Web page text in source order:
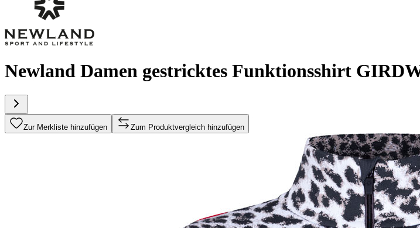
Newland Damen gestricktes Funktionsshirt
Zur Merkliste hinzufügen Zum Produktvergleich hinzufügen